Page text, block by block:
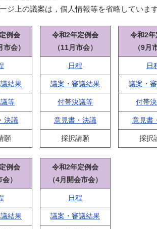
ジ上の議案は，個人情報等を省略していま
例会
市会）
結果
等
決議
願
令和2年定例会
（11月市会）
日程
議案・審議結果
付帯決議等
意見書・決議
採択請願
令和2
（9月
日
議案・
付帯
意見書
採択
例会
）
結果
令和2年定例会
（4月開会市会）
日程
議案・審議結果